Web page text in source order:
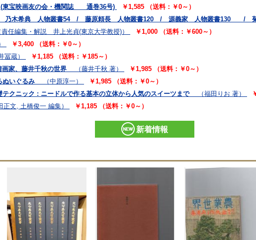
宝映画友の会・機関誌 通巻36号)
￥1,585 （送料：￥0～）
木希典 人物叢書54 / 藤原頼長 人物叢書120 / 源義家 人物叢書130 / 菊
責任編集・解説 井上光貞(東京大学教授)）
￥1,000 （送料：￥600～）
￥3,400 （送料：￥0～）
冨蔵）
￥1,185 （送料：￥185～）
画家、藤井千秋の世界
（藤井千秋 著）
￥1,985 （送料：￥0～）
ぬいぐるみ
（中原淳一）
￥1,985 （送料：￥0～）
テクニック : ニードルで作る基本の立体から人気のスイーツまで
（福田りお 著）
正文, 土橋俊一 編集） ￥1,185 （送料：￥0～）
新着情報